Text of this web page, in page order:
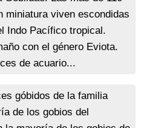
miniatura viven escondidas
Indo Pacífico tropical.
con el género Eviota.
de acuario...
góbidos de la familia
de los gobios del